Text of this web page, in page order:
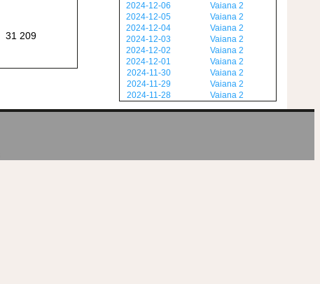
31 209
2024-12-06
Vaiana 2
2024-12-05
Vaiana 2
2024-12-04
Vaiana 2
2024-12-03
Vaiana 2
2024-12-02
Vaiana 2
2024-12-01
Vaiana 2
2024-11-30
Vaiana 2
2024-11-29
Vaiana 2
2024-11-28
Vaiana 2